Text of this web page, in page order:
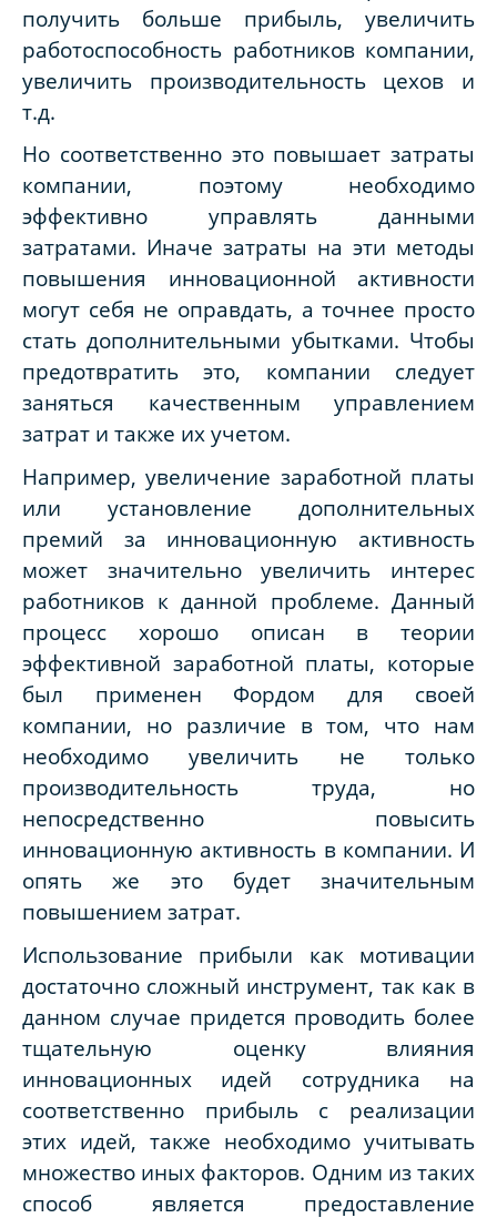
получить больше прибыль, увеличить
работоспособность работников компании,
увеличить производительность цехов и
т.д.
Но соответственно это повышает затраты
компании, поэтому необходимо
эффективно управлять данными
затратами. Иначе затраты на эти методы
повышения инновационной активности
могут себя не оправдать, а точнее просто
стать дополнительными убытками. Чтобы
предотвратить это, компании следует
заняться качественным управлением
затрат и также их учетом.
Например, увеличение заработной платы
или установление дополнительных
премий за инновационную активность
может значительно увеличить интерес
работников к данной проблеме. Данный
процесс хорошо описан в теории
эффективной заработной платы, которые
был применен Фордом для своей
компании, но различие в том, что нам
необходимо увеличить не только
производительность труда, но
непосредственно повысить
инновационную активность в компании. И
опять же это будет значительным
повышением затрат.
Использование прибыли как мотивации
достаточно сложный инструмент, так как в
данном случае придется проводить более
тщательную оценку влияния
инновационных идей сотрудника на
соответственно прибыль с реализации
этих идей, также необходимо учитывать
множество иных факторов. Одним из таких
способ является предоставление